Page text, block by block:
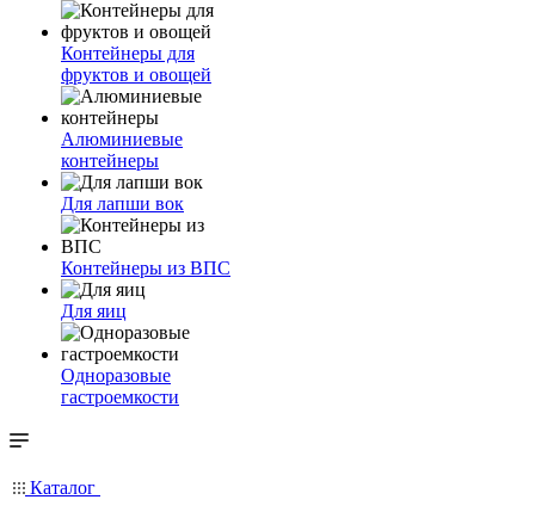
Контейнеры для
фруктов и овощей
Алюминиевые
контейнеры
Для лапши вок
Контейнеры из ВПС
Для яиц
Одноразовые
гастроемкости
Каталог